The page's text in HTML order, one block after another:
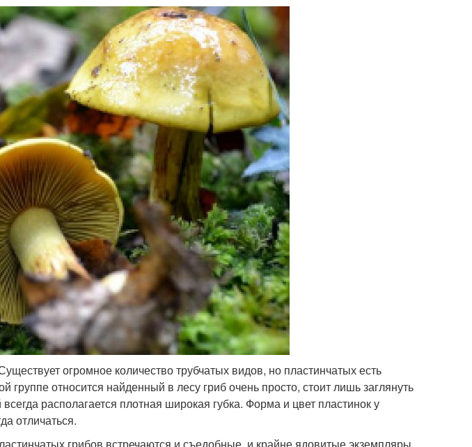
огромное количество трубчатых видов, но пластинчатых есть
группе относится найденный в лесу гриб очень просто, стоит лишь заглянуть
располагается плотная широкая губка. Форма и цвет пластинок у
отличаться.